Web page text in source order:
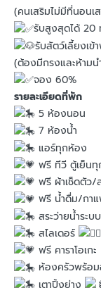
(คนเสริมไม่มีที่นอนเ
รับสูงสุดได้ 20
รับสัตว์เลี้ยงเข้
(ต้องมีกรงและห้าม
จอง 60%
รายละเอียดที่พัก
5 ห้องนอน
7 ห้องน้ำ
แอร์ทุกห้อง
ฟรี ทีวี ตู้เย็น
ฟรี ผ้าเช็ดตั
ฟรี น้ำดื่ม/กา
สระว่ายน้ำระ
สไลเดอร์
ฟรี คาราโอเกะ
ห้องครัวพร้อ
เตาปิ้งย่าง